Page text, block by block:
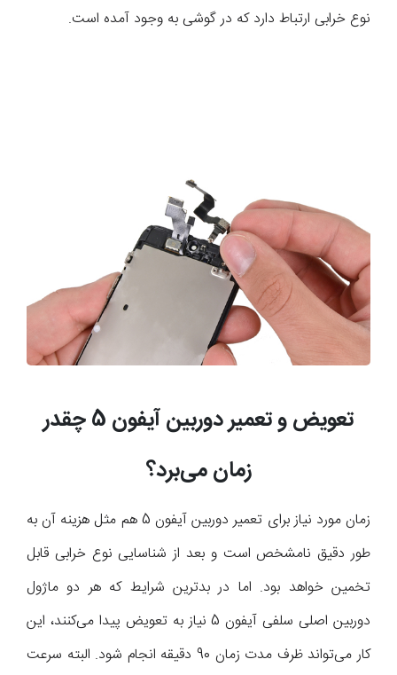
نوع خرابی ارتباط دارد که در گوشی به وجود آمده است.
تعویض و تعمیر دوربین آیفون 5 چقدر
زمان می‌برد؟
زمان مورد نیاز برای تعمیر دوربین آیفون 5 هم مثل هزینه آن به
طور دقیق نامشخص است و بعد از شناسایی نوع خرابی قابل
تخمین خواهد بود. اما در بدترین شرایط که هر دو ماژول
دوربین اصلی سلفی آیفون 5 نیاز به تعویض پیدا می‌کنند، این
کار می‌تواند ظرف مدت زمان 90 دقیقه انجام شود. البته سرعت